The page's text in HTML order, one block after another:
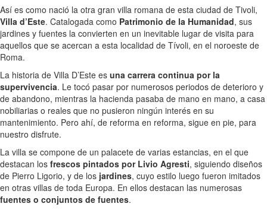
Así es como nació la otra gran villa romana de esta ciudad de Tivoli,
Villa d’Este. Catalogada como Patrimonio de la Humanidad, sus
jardines y fuentes la convierten en un inevitable lugar de visita para
aquellos que se acercan a esta localidad de Tívoli, en el noroeste de
Roma.
La historia de Villa D’Este es una carrera continua por la
supervivencia. Le tocó pasar por numerosos periodos de deterioro y
de abandono, mientras la hacienda pasaba de mano en mano, a casa
nobiliarias o reales que no pusieron ningún interés en su
mantenimiento. Pero ahí, de reforma en reforma, sigue en pie, para
nuestro disfrute.
La villa se compone de un palacete de varias estancias, en el que
destacan los frescos pintados por Livio Agresti, siguiendo diseños
de Pierro Ligorio, y de los jardines, cuyo estilo luego fueron imitados
en otras villas de toda Europa. En ellos destacan las numerosas
fuentes o conjuntos de fuentes.